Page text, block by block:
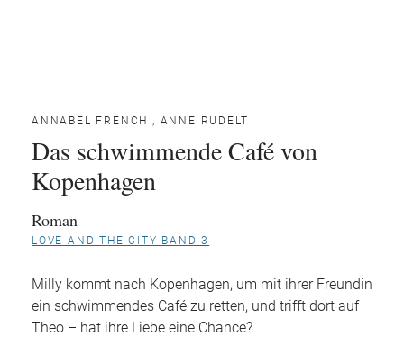
ANNABEL FRENCH , ANNE RUDELT
Das schwimmende Café von
Kopenhagen
Roman
LOVE AND THE CITY BAND 3
Milly kommt nach Kopenhagen, um mit ihrer Freundin
ein schwimmendes Café zu retten, und trifft dort auf
Theo – hat ihre Liebe eine Chance?